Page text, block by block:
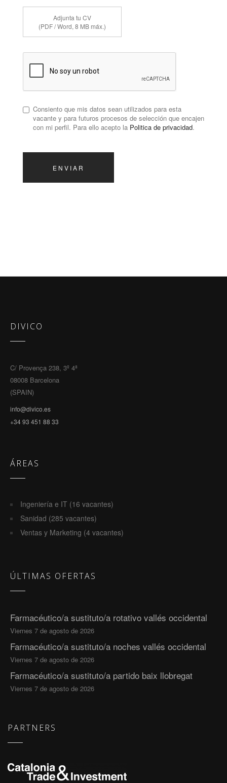
Adjunta tu CV
(PDF / Word, 8 MB máx.)
Consiento que mis datos sean utilizados para esta
vacante y para futuros procesos de selección que encajen
con mi perfil. Para ello acepto la Politica de privacidad.
ENVIAR
DIVICO
C/ Provença 238, 3º 4ª
08008 Barcelona
(SPAIN)
info@divico.es
+34 93 451 88 33
ÁREAS
Ingeniería e IT (16 vacantes)
Sanidad (285 vacantes)
Ventas y Marketing (4 vacantes)
ÚLTIMAS OFERTAS
Farmacéutico/a sustituto/a rotativo vallés occidental
Viernes 7 de agosto de 2026
Farmacéutico/a sustituto/a noches vallés occidental
Viernes 7 de agosto de 2026
Farmacéutico/a sustituto/a partido baix llobregat
Viernes 7 de agosto de 2026
PARTNERS